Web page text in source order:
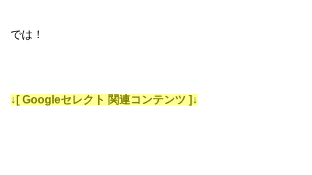
では！
↓[ Googleセレクト 関連コンテンツ ]↓